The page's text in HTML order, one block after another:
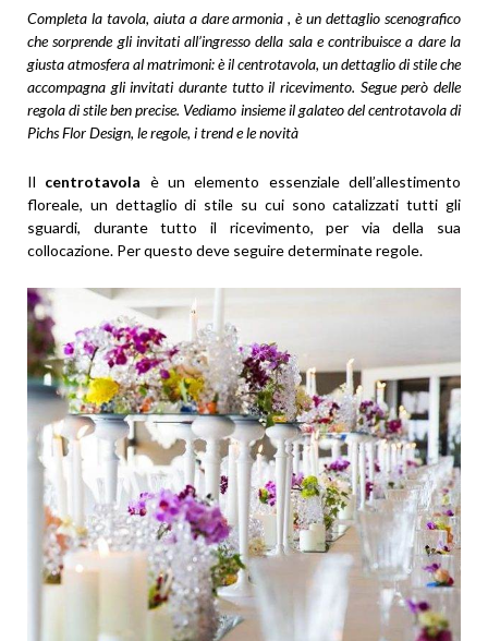
Completa la tavola, aiuta a dare armonia , è un dettaglio scenografico
che sorprende gli invitati all’ingresso della sala e contribuisce a dare la
giusta atmosfera al matrimoni: è il centrotavola, un dettaglio di stile che
accompagna gli invitati durante tutto il ricevimento. Segue però delle
regola di stile ben precise. Vediamo insieme il galateo del centrotavola di
Pichs Flor Design, le regole, i trend e le novità
Il centrotavola è un elemento essenziale dell’allestimento
floreale, un dettaglio di stile su cui sono catalizzati tutti gli
sguardi, durante tutto il ricevimento, per via della sua
collocazione. Per questo deve seguire determinate regole.